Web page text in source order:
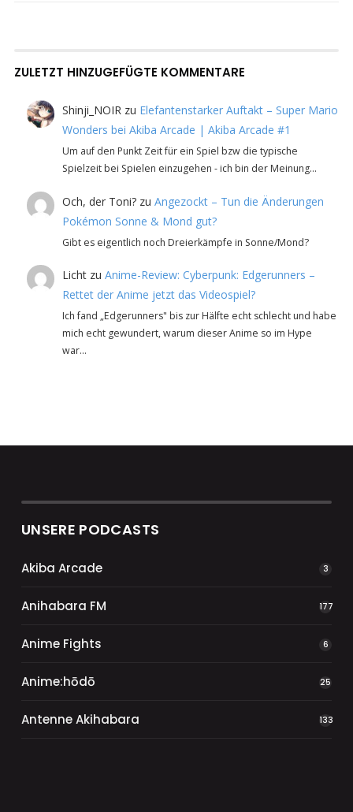
ZULETZT HINZUGEFÜGTE KOMMENTARE
Shinji_NOIR zu Elefantenstarker Auftakt – Super Mario
Wonders bei Akiba Arcade | Akiba Arcade #1
Um auf den Punkt Zeit für ein Spiel bzw die typische
Spielzeit bei Spielen einzugehen - ich bin der Meinung…
Och, der Toni? zuAngezockt – Tun die Änderungen
Pokémon Sonne & Mond gut?
Gibt es eigentlich noch Dreierkämpfe in Sonne/Mond?
Licht zuAnime-Review: Cyberpunk: Edgerunners –
Rettet der Anime jetzt das Videospiel?
Ich fand „Edgerunners" bis zur Hälfte echt schlecht und habe
mich echt gewundert, warum dieser Anime so im Hype
war…
UNSERE PODCASTS
Akiba Arcade 3
Anihabara FM 177
Anime Fights 6
Anime:hōdō 25
Antenne Akihabara 133